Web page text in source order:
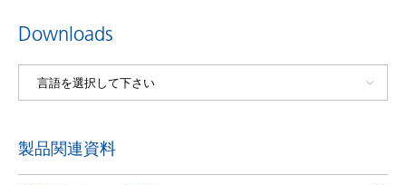
Downloads
製品関連資料